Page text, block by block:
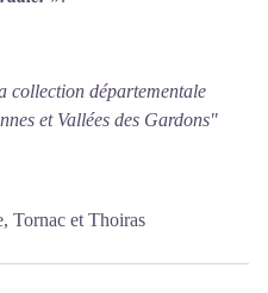
collection départementale
et Vallées des Gardons"
Tornac et Thoiras